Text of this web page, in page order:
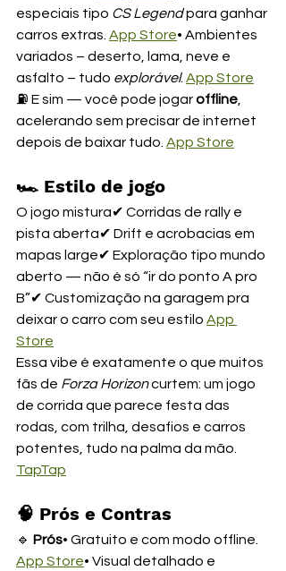
especiais tipo CS Legend para ganhar
carros extras. App Store• Ambientes
variados – deserto, lama, neve e
asfalto – tudo explorável. App Store
⛽ E sim — você pode jogar offline
acelerando sem precisar de internet
depois de baixar tudo. App Store
🏎️ Estilo de jogo
O jogo mistura✔ Corridas de rally e
pista aberta✔ Drift e acrobacias em
mapas large✔ Exploração tipo mundo
aberto — não é só “ir do ponto A pro
B”✔ Customização na garagem pra
deixar o carro com seu estilo App
Store
Essa vibe é exatamente o que muitos
fãs de Forza Horizon curtem: um jogo
de corrida que parece festa das
rodas, com trilha, desafios e carros
potentes, tudo na palma da mão.
TapTap
🧠 Prós e Contras
🔹 Prós• Gratuito e com modo offline.
App Store• Visual detalhado e